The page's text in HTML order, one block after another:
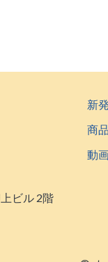
ビル 2階
新
商
動